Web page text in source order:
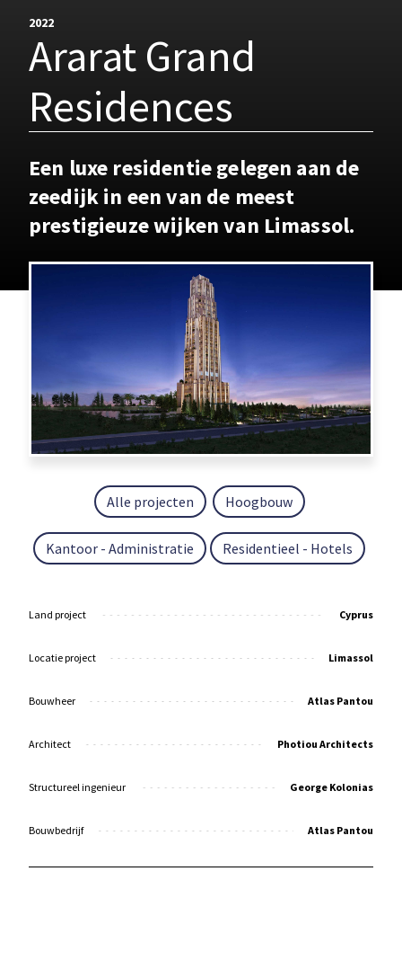
2022
Ararat Grand
Residences
Een luxe residentie gelegen aan de
zeedijk in een van de meest
prestigieuze wijken van Limassol.
Alle projecten Hoogbouw
Kantoor - Administratie Residentieel - Hotels
Land project Cyprus
Locatie project Limassol
Bouwheer Atlas Pantou
Architect Photiou Architects
Structureel ingenieur George Kolonias
Bouwbedrijf Atlas Pantou